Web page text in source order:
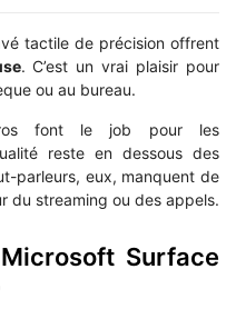
tactile de précision offrent
. C’est un vrai plaisir pour
ou au bureau.
font le job pour les
reste en dessous des
parleurs, eux, manquent de
du streaming ou des appels.
Surface